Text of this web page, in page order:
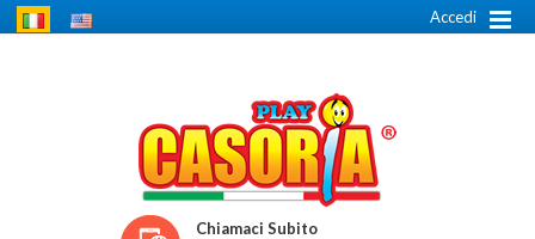
Accedi
Chiamaci Subito